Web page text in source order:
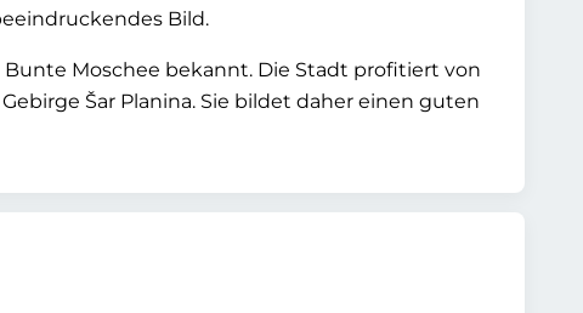
Bild.
Moschee bekannt. Die Stadt profitiert von
Šar Planina. Sie bildet daher einen guten